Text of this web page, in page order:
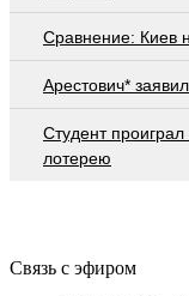
Сравнение: Киев
Арестович*
Студент
лотерею
Связь с эфиром